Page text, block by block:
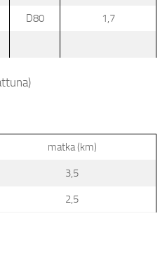
D80 1,7
matka (km)
3,5
2,5